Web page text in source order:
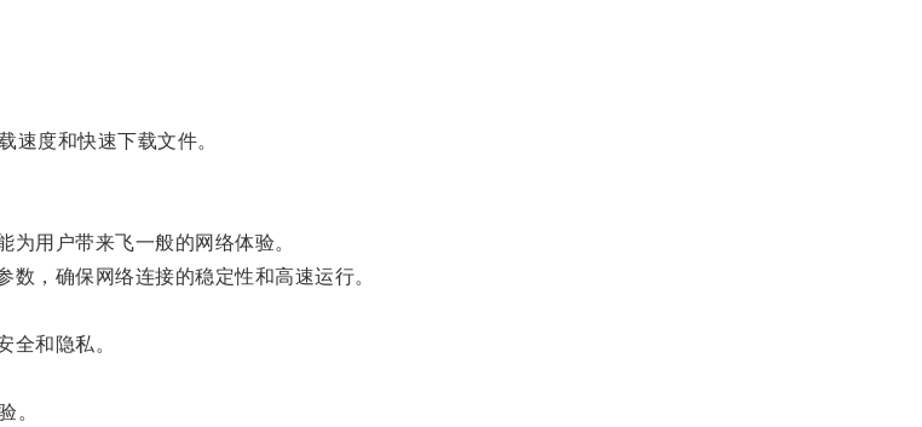
度和快速下载文件。
用户带来飞一般的网络体验。
，确保网络连接的稳定性和高速运行。
和隐私。
。